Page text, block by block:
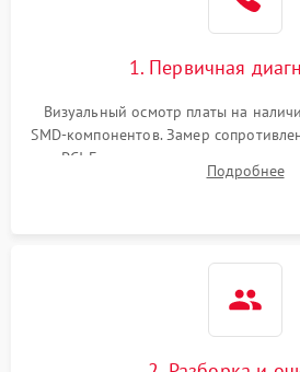
1. Первичная
Визуальный осмотр платы на
SMD-компонентов. Замер
PCI-E и дополнительных
короткое замыкание основных
Подробнее